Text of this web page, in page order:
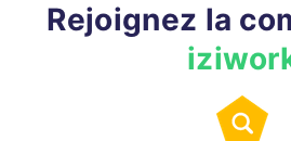
Rejoignez la